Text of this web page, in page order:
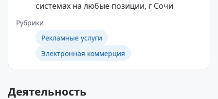
системах на любые позиции, г Сочи
Рубрики
Рекламные услуги
Электронная коммерция
Деятельность